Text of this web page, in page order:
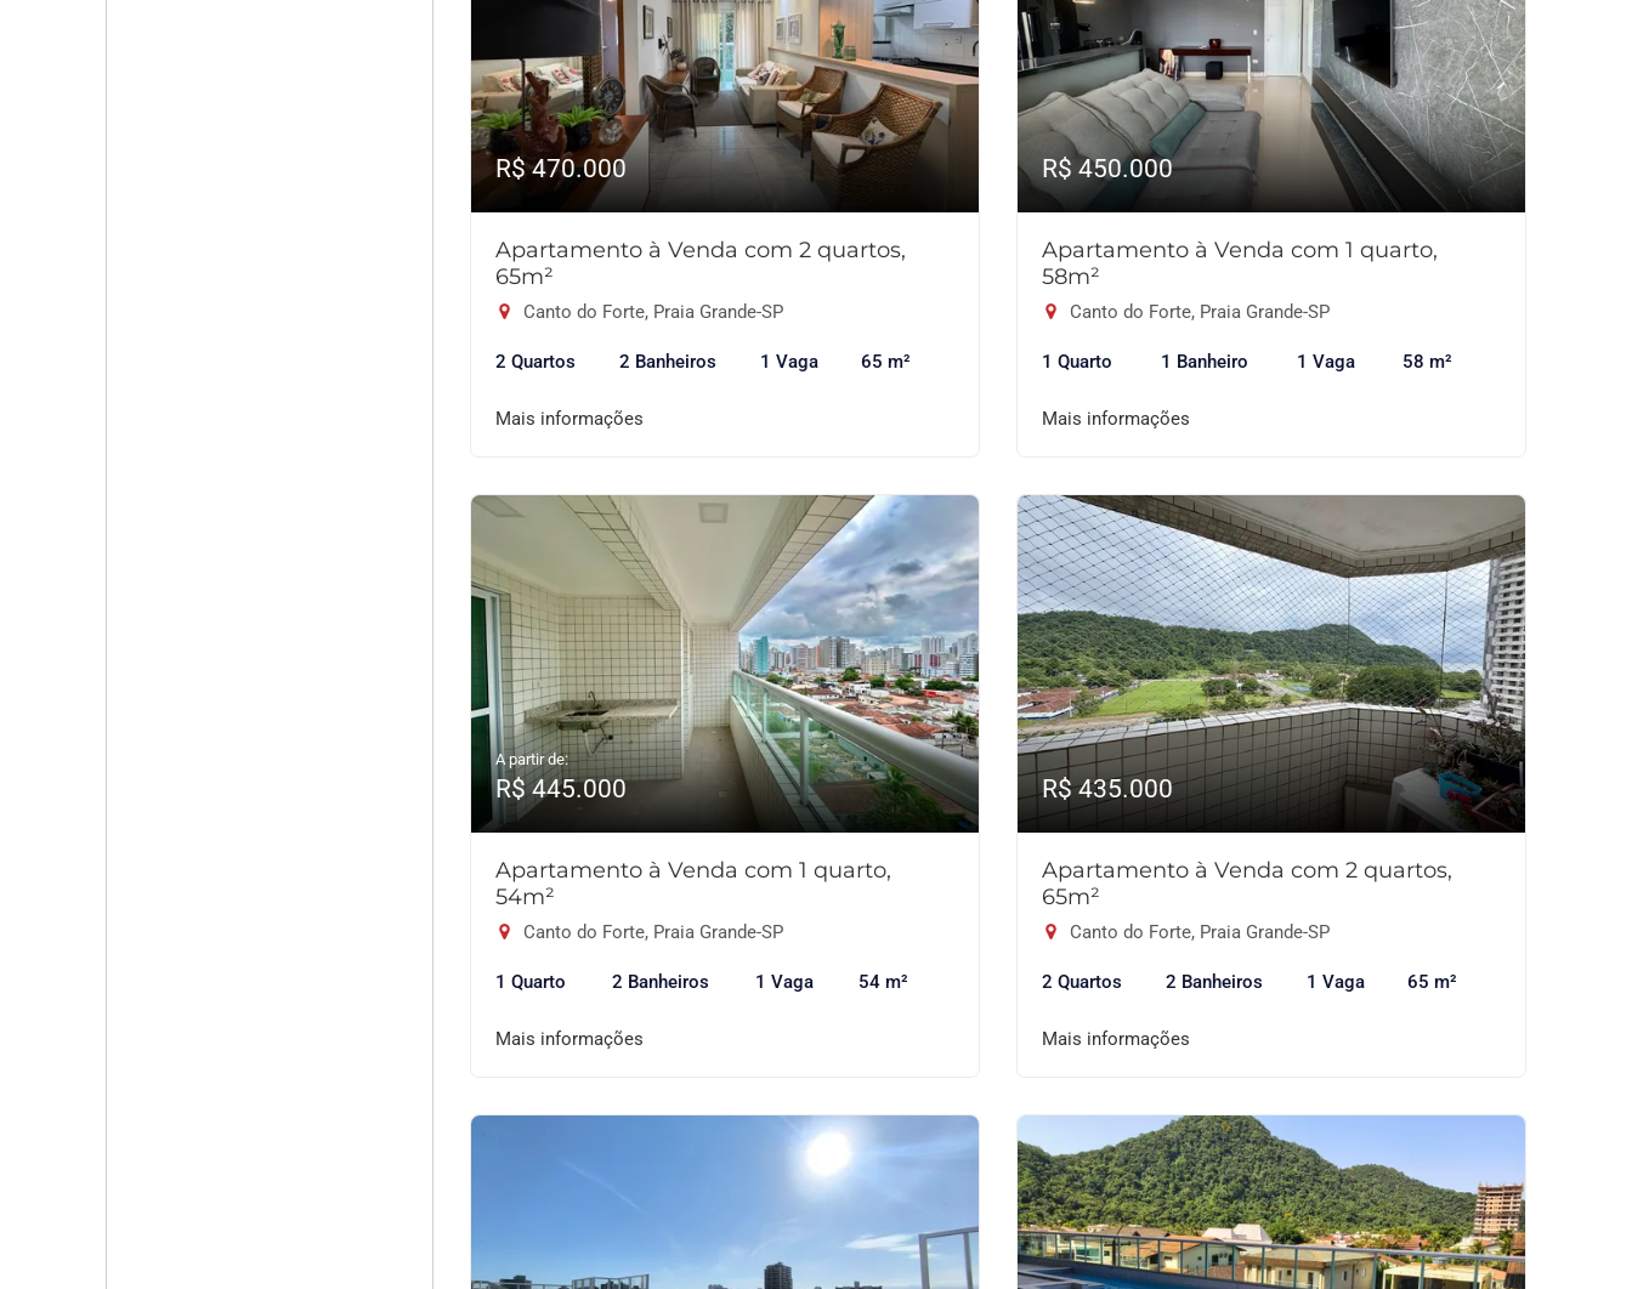
R$ 470.000
Apartamento à Venda com 2 quartos,
65m²
Canto do Forte, Praia Grande-SP
2 Quartos 2 Banheiros 1 Vaga 65 m²
Mais informações
R$ 450.000
Apartamento à Venda com 1 quarto,
58m²
Canto do Forte, Praia Grande-SP
1 Quarto 1 Banheiro 1 Vaga 58 m²
Mais informações
A partir de:
R$ 445.000
Apartamento à Venda com 1 quarto,
54m²
Canto do Forte, Praia Grande-SP
1 Quarto 2 Banheiros 1 Vaga 54 m²
Mais informações
R$ 435.000
Apartamento à Venda com 2 quartos,
65m²
Canto do Forte, Praia Grande-SP
2 Quartos 2 Banheiros 1 Vaga 65 m²
Mais informações